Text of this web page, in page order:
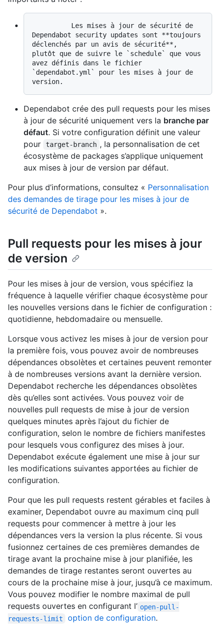
Dependabot security updates sont **toujours
déclenchés par un avis de sécurité**,
plutôt que de suivre le `schedule` que vous
avez définis dans le fichier
`dependabot.yml` pour les mises à jour de
Dependabot crée des pull requests pour les mises
à jour de sécurité uniquement vers la branche par
défaut. Si votre configuration définit une valeur
pour
target-branch , la personnalisation de cet
écosystème de packages s’applique uniquement
aux mises à jour de version par défaut.
Pour plus d’informations, consultez « Personnalisation
des demandes de tirage pour les mises à jour de
sécurité de Dependabot ».
Pull requests pour les mises à jour
de version
Pour les mises à jour de version, vous spécifiez la
fréquence à laquelle vérifier chaque écosystème pour
les nouvelles versions dans le fichier de configuration :
quotidienne, hebdomadaire ou mensuelle.
Lorsque vous activez les mises à jour de version pour
la première fois, vous pouvez avoir de nombreuses
dépendances obsolètes et certaines peuvent remonter
à de nombreuses versions avant la dernière version.
Dependabot recherche les dépendances obsolètes
dès qu’elles sont activées. Vous pouvez voir de
nouvelles pull requests de mise à jour de version
quelques minutes après l’ajout du fichier de
configuration, selon le nombre de fichiers manifestes
pour lesquels vous configurez des mises à jour.
Dependabot exécute également une mise à jour sur
les modifications suivantes apportées au fichier de
configuration.
Pour que les pull requests restent gérables et faciles à
examiner, Dependabot ouvre au maximum cinq pull
requests pour commencer à mettre à jour les
dépendances vers la version la plus récente. Si vous
fusionnez certaines de ces premières demandes de
tirage avant la prochaine mise à jour planifiée, les
demandes de tirage restantes seront ouvertes au
cours de la prochaine mise à jour, jusqu’à ce maximum.
Vous pouvez modifier le nombre maximal de pull
requests ouvertes en configurant l’ open-pull-
requests-limit
option de configuration.